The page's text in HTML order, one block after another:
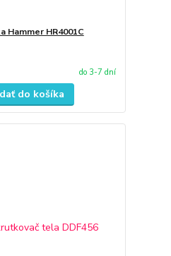
Hammer HR4001C
do 3-7 dní
do košíka